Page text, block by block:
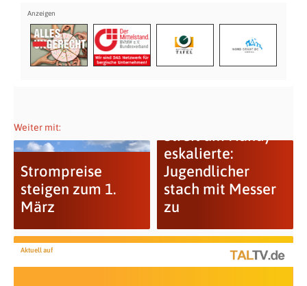
Weiter mit:
Strompreise
steigen zum 1.
März
Streit um Handy
eskalierte:
Jugendlicher
stach mit Messer
zu
Aktuell auf